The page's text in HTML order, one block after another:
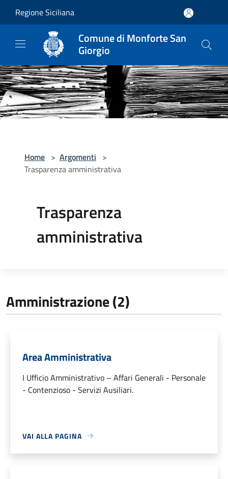
Regione Siciliana
Comune di Monforte San
Giorgio
Home > Argomenti >
Trasparenza amministrativa
Trasparenza
amministrativa
Amministrazione (2)
Area Amministrativa
I Ufficio Amministrativo – Affari Generali - Personale
- Contenzioso - Servizi Ausiliari.
VAI ALLA PAGINA